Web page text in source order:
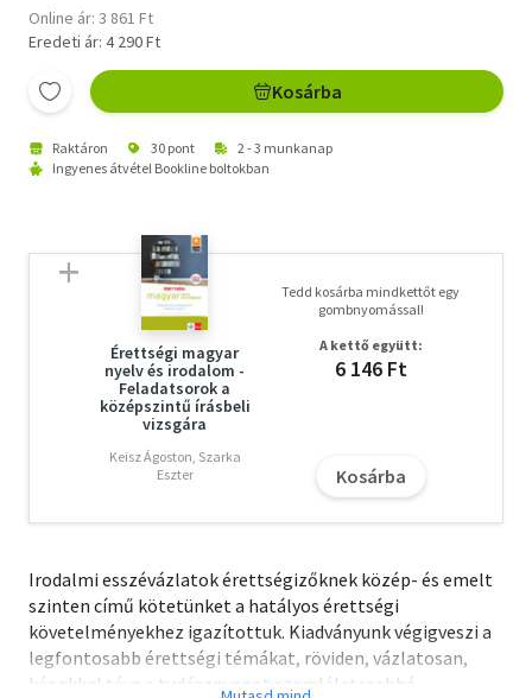
Online ár: 3 861 Ft
Eredeti ár: 4 290 Ft
Kosárba
Raktáron 30 pont
2 - 3 munkanap
Ingyenes átvétel Bookline boltokban
Érettségi magyar
nyelv és irodalom -
Feladatsorok a
középszintű írásbeli
vizsgára
Keisz Ágoston, Szarka
Eszter
Tedd kosárba mindkettőt egy
gombnyomással!
A kettő együtt:
6 146 Ft
Kosárba
Irodalmi esszévázlatok érettségizőknek közép- és emelt
szinten című kötetünket a hatályos érettségi
követelményekhez igazítottuk. Kiadványunk végigveszi a
legfontosabb érettségi témákat, röviden, vázlatosan,
képekkel téve a tudásanyagot szemléletesebbé.